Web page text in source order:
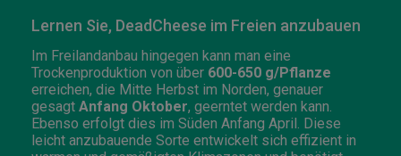
Lernen Sie, DeadCheese im Freien anzubauen
Im Freilandanbau hingegen kann man eine
Trockenproduktion von über 600-650 g/Pflanze
erreichen, die Mitte Herbst im Norden, genauer
gesagt Anfang Oktober, geerntet werden kann.
Ebenso erfolgt dies im Süden Anfang April. Diese
leicht anzubauende Sorte entwickelt sich effizient in